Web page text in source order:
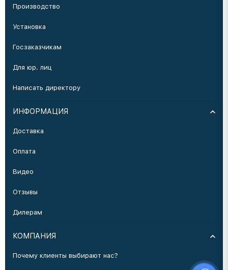
Производство
Установка
Госзаказчикам
Для юр. лиц
Написать директору
ИНФОРМАЦИЯ
Доставка
Оплата
Видео
Отзывы
Дилерам
КОМПАНИЯ
Почему клиенты выбирают нас?